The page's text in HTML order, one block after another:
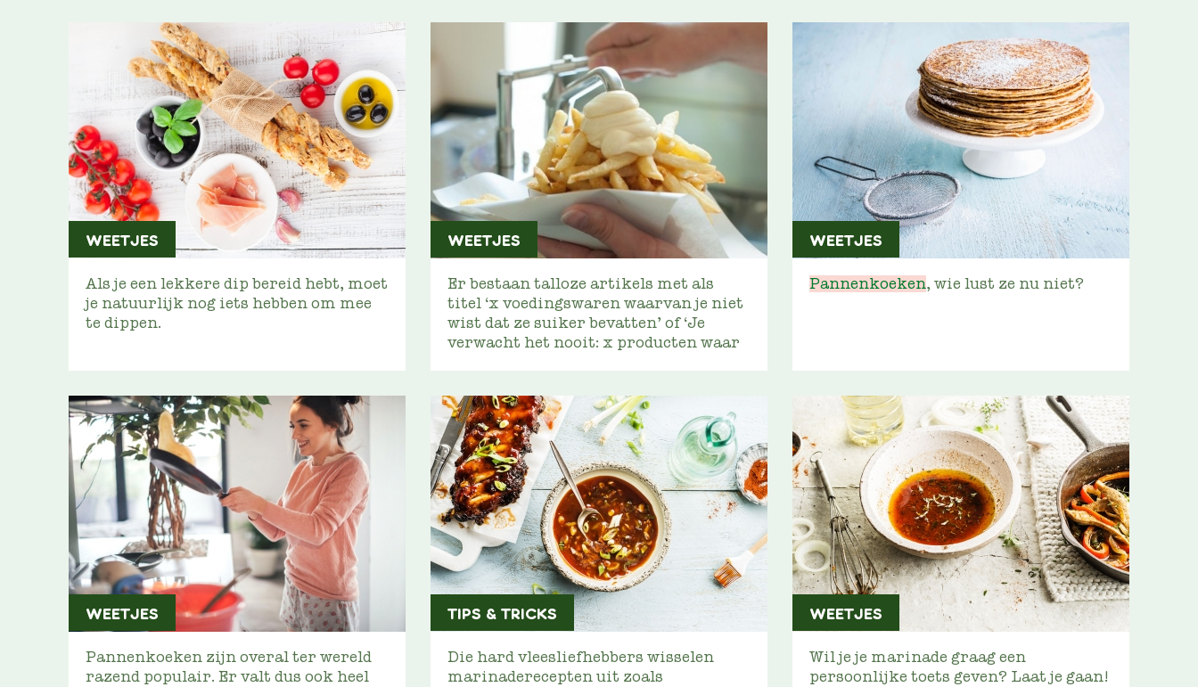
WEETJES
Als je een lekkere dip bereid hebt, moet
je natuurlijk nog iets hebben om mee
te dippen.
WEETJES
Er bestaan talloze artikels met als
titel ‘x voedingswaren waarvan je niet
wist dat ze suiker bevatten’ of ‘Je
verwacht het nooit: x producten waar
WEETJES
Pannenkoeken, wie lust ze nu niet?
WEETJES
Pannenkoeken zijn overal ter wereld
razend populair. Er valt dus ook heel
TIPS & TRICKS
Die hard vleesliefhebbers wisselen
marinaderecepten uit zoals
WEETJES
Wil je je marinade graag een
persoonlijke toets geven? Laat je gaan!